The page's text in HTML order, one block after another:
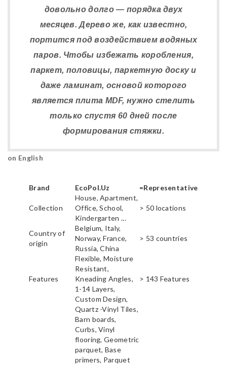
довольно долго — порядка двух
месяцев. Дерево же, как известно,
портится под воздействием водяных
паров. Чтобы избежать коробления,
паркет, половицы, паркетную доску и
даже ламинат, основой которого
является плита MDF, нужно стелить
только спустя 60 дней после
формирования стяжки.
on English
Brand EcoPol.Uz =Representative
Collection
House, Apartment,
Office, School,
Kindergarten ...
> 50 locations
Country of
origin
Belgium, Italy,
Norway, France,
Russia, China
> 53 countries
Features
Flexible, Moisture
Resistant,
Kneading Angles,
1-14 Layers,
Custom Design,
> 143 Features
Quartz -Vinyl Tiles,
Barn boards,
Curbs, Vinyl
flooring, Geometric
parquet, Base
primers, Parquet